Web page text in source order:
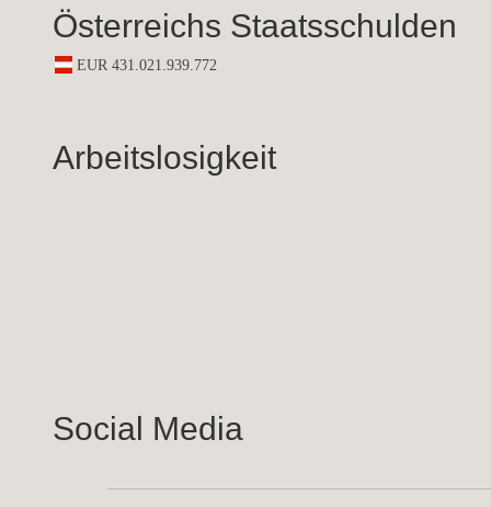
Österreichs Staatsschulden
Arbeitslosigkeit
Social Media